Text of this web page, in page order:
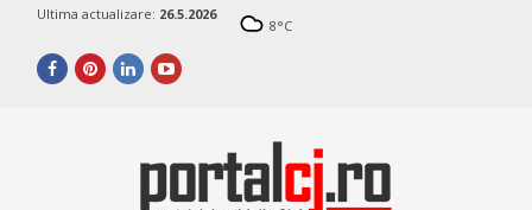
Ultima actualizare: 26.5.2026
8°C